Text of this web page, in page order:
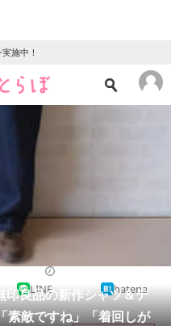
施中！
育・育児
サーチ
印良品の新作シャツ＆デ
敵ですね」「着回しが
LINE hatena